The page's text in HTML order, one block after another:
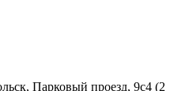
Парковый проезд, 9с4 (2